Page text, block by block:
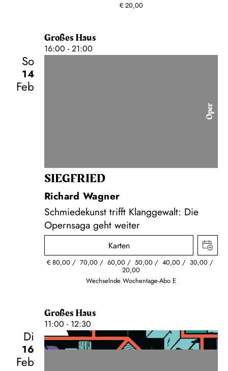
€ 20,00
Großes Haus
16:00 - 21:00
So
14
Feb
Oper
SIEG­FRIED
Richard Wagner
Schmiedekunst trifft Klanggewalt: Die
Opernsaga geht weiter
Karten
€ 80,00 70,00 60,00 50,00 40,00 30,00
20,00
Wechselnde Wochentage-Abo E
Großes Haus
11:00 - 12:30
Di
16
Feb